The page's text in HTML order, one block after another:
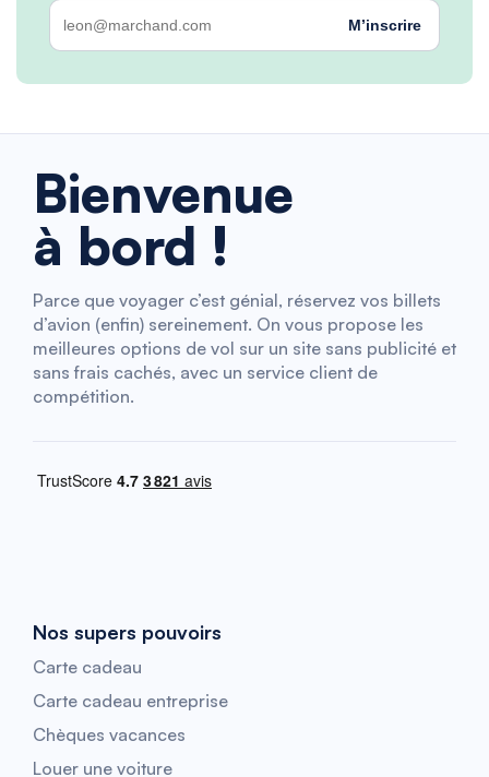
M’inscrire
Bienvenue
à bord !
Parce que voyager c’est génial, réservez vos billets
d’avion (enfin) sereinement. On vous propose les
meilleures options de vol sur un site sans publicité et
sans frais cachés, avec un service client de
compétition.
Nos supers pouvoirs
Carte cadeau
Carte cadeau entreprise
Chèques vacances
Louer une voiture